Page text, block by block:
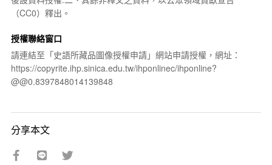
（CC0）釋出。
授權聯絡窗口
請連結至「史語所藏品圖像授權申請」網站申請授權，網址：
https://copyrite.ihp.sinica.edu.tw/ihponlinec/ihponline?
@@0.8397848014139848
分享本文